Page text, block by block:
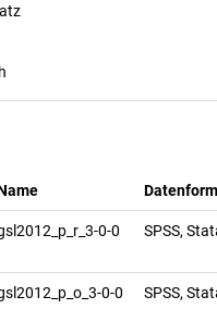
0-0 SPSS,
0-0 SPSS,